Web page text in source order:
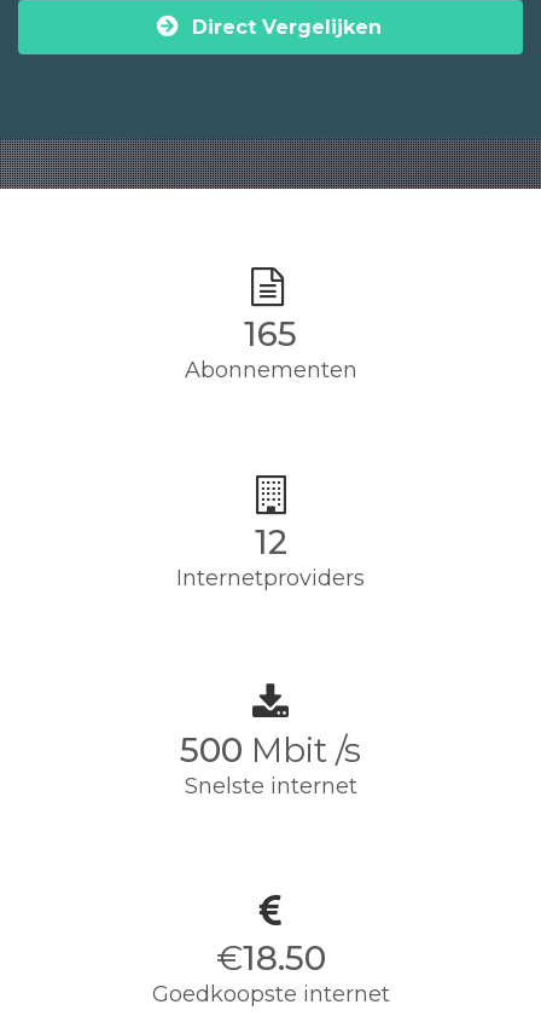
Direct Vergelijken
165
Abonnementen
12
Internetproviders
500 Mbit /s
Snelste internet
€18.50
Goedkoopste internet